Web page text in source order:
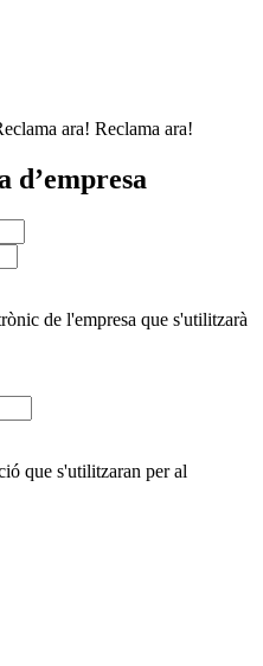
ara! Reclama ara!
d’empresa
de l'empresa que s'utilitzarà
que s'utilitzaran per al